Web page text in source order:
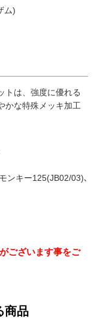
ム)
トは、強度に優れる
かな特殊メッキ加工
ンキー125(JB02/03)､
ございます事をご
商品